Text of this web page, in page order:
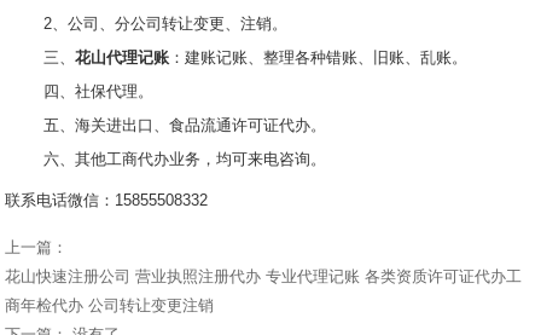
2、公司、分公司转让变更、注销。
三、花山代理记账 ：建账记账、整理各种错账、旧账、乱账。
四、社保代理。
五、海关进出口、食品流通许可证代办。
六、其他工商代办业务，均可来电咨询。
联系电话微信：15855508332
上一篇：
花山快速注册公司 营业执照注册代办 专业代理记账 各类资质许可证代办工
商年检代办 公司转让变更注销